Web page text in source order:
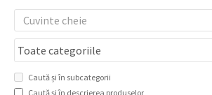
Caută și în subcategorii
Caută și în descrierea produselor